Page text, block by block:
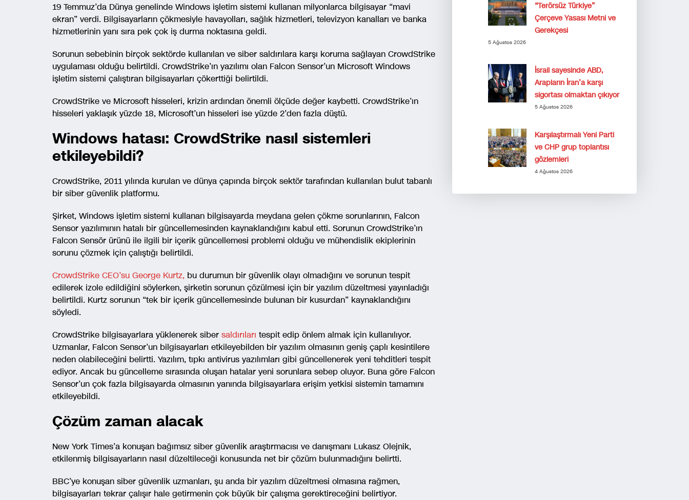
19 Temmuz’da Dünya genelinde Windows işletim sistemi kullanan milyonlarca bilgisayar “mavi
ekran” verdi. Bilgisayarların çökmesiyle havayolları, sağlık hizmetleri, televizyon kanalları ve banka
hizmetlerinin yanı sıra pek çok iş durma noktasına geldi.
Sorunun sebebinin birçok sektörde kullanılan ve siber saldırılara karşı koruma sağlayan CrowdStrike
uygulaması olduğu belirtildi. CrowdStrike’ın yazılımı olan Falcon Sensor’un Microsoft Windows
işletim sistemi çalıştıran bilgisayarları çökerttiği belirtildi.
CrowdStrike ve Microsoft hisseleri, krizin ardından önemli ölçüde değer kaybetti. CrowdStrike’ın
hisseleri yaklaşık yüzde 18, Microsoft’un hisseleri ise yüzde 2’den fazla düştü.
Windows hatası: CrowdStrike nasıl sistemleri
etkileyebildi?
CrowdStrike, 2011 yılında kurulan ve dünya çapında birçok sektör tarafından kullanılan bulut tabanlı
bir siber güvenlik platformu.
Şirket, Windows işletim sistemi kullanan bilgisayarda meydana gelen çökme sorunlarının, Falcon
Sensor yazılımının hatalı bir güncellemesinden kaynaklandığını kabul etti. Sorunun CrowdStrike’ın
Falcon Sensör ürünü ile ilgili bir içerik güncellemesi problemi olduğu ve mühendislik ekiplerinin
sorunu çözmek için çalıştığı belirtildi.
CrowdStrike CEO’su George Kurtz, bu durumun bir güvenlik olayı olmadığını ve sorunun tespit
edilerek izole edildiğini söylerken, şirketin sorunun çözülmesi için bir yazılım düzeltmesi yayınladığı
belirtildi. Kurtz sorunun “tek bir içerik güncellemesinde bulunan bir kusurdan” kaynaklandığını
söyledi.
CrowdStrike bilgisayarlara yüklenerek siber saldırıları tespit edip önlem almak için kullanılıyor.
Uzmanlar, Falcon Sensor’un bilgisayarları etkileyebilden bir yazılım olmasının geniş çaplı kesintilere
neden olabileceğini belirtti. Yazılım, tıpkı antivirus yazılımları gibi güncellenerek yeni tehditleri tespit
ediyor. Ancak bu güncelleme sırasında oluşan hatalar yeni sorunlara sebep oluyor. Buna göre Falcon
Sensor’un çok fazla bilgisayarda olmasının yanında bilgisayarlara erişim yetkisi sistemin tamamını
etkileyebildi.
Çözüm zaman alacak
New York Times’a konuşan bağımsız siber güvenlik araştırmacısı ve danışmanı Lukasz Olejnik,
etkilenmiş bilgisayarların nasıl düzeltileceği konusunda net bir çözüm bulunmadığını belirtti.
BBC’ye konuşan siber güvenlik uzmanları, şu anda bir yazılım düzeltmesi olmasına rağmen,
bilgisayarları tekrar çalışır hale getirmenin çok büyük bir çalışma gerektireceğini belirtiyor.
“Terörsüz Türkiye”
Çerçeve Yasası Metni ve
Gerekçesi
5 Ağustos 2026
İsrail sayesinde ABD,
Arapların İran’a karşı
sigortası olmaktan çıkıyor
5 Ağustos 2026
Karşılaştırmalı Yeni Parti
ve CHP grup toplantısı
gözlemleri
4 Ağustos 2026